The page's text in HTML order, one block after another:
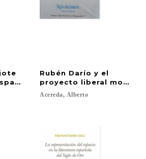
de fin de siglo
Rubén Darío y el
proyecto liberal
Acereda, Alberto